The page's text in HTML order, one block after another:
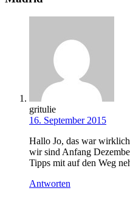
gritulie
16. September 2015
Hallo Jo, das war
wir sind Anfang
Tipps mit auf den Weg
Antworten